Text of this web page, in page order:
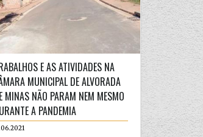
E AS ATIVIDADES NA
MUNICIPAL DE ALVORADA
MINAS NÃO PARAM NEM MESMO
A PANDEMIA